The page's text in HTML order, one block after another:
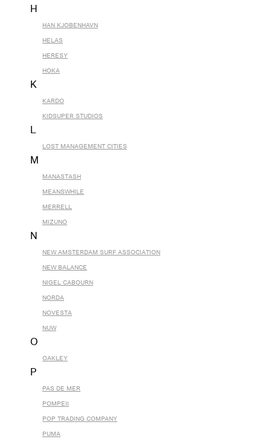
H
HAN KJOBENHAVN
HELAS
HERESY
HOKA
K
KARDO
KIDSUPER STUDIOS
L
LOST MANAGEMENT CITIES
M
MANASTASH
MEANSWHILE
MERRELL
MIZUNO
N
NEW AMSTERDAM SURF ASSOCIATION
NEW BALANCE
NIGEL CABOURN
NORDA
NOVESTA
NUW
O
OAKLEY
P
PAS DE MER
POMPEII
POP TRADING COMPANY
PUMA